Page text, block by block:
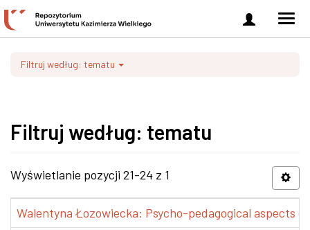
Zaloguj
się
Filtruj według: tematu
Filtruj według: tematu
Wyświetlanie pozycji 21-24 z 1
Walentyna Łozowiecka: Psycho-pedagogical aspects